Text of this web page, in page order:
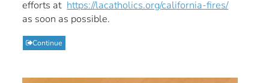
efforts at https://lacatholics.org/california-fires/
as soon as possible.
Continue